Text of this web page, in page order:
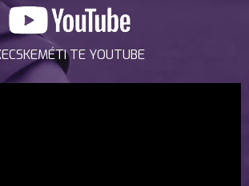
TE YOUTUBE